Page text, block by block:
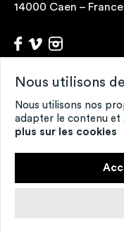
14000 Caen – France
Archives
Fonds de ressources
Contacts
Mentions légales
Crédits
Nous utilisons
Nous utilisons nos
adapter le contenu et
plus sur les cookies